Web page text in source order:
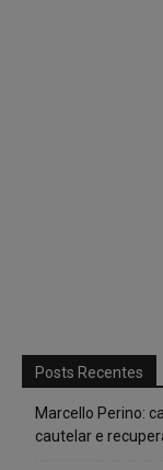
Posts Recentes
Marcello Perino:
cautelar e